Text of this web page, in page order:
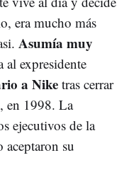
era mucho más
Asumía muy
expresidente
a Niketras cerrar
en 1998. La
ejecutivos de la
su